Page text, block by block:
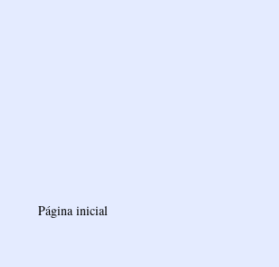
Página inicial